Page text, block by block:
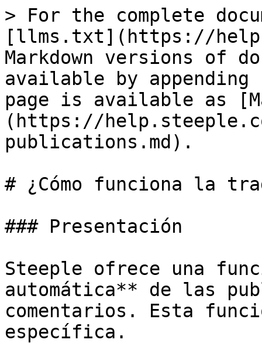
> For the complete
[llms.txt](https://
Markdown versions of
available by
page is available as
(https://
publications.md).
# ¿Cómo funciona la
### Presentación
Steeple ofrece una
automática** de las
comentarios. Esta
específica.